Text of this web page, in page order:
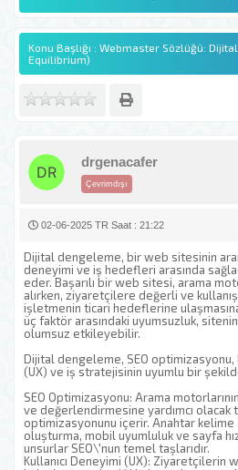
Konu Başlığı : Webmaster Sözlüğü:
Equilibrium)
Çevrimdışı
drgenacafer
02-06-2025 TR Saat : 21:22
Dijital dengeleme, bir web sitesinin
deneyimi ve iş hedefleri arasında
eder. Başarılı bir web sitesi, arama
alırken, ziyaretçilere değerli ve
işletmenin ticari hedeflerine ulaşmasına
üç faktör arasındaki uyumsuzluk,
olumsuz etkileyebilir.
Dijital dengeleme, SEO optimizasyonu,
(UX) ve iş stratejisinin uyumlu bir
SEO Optimizasyonu: Arama
ve değerlendirmesine yardımcı olacak
optimizasyonunu içerir. Anahtar kelime
oluşturma, mobil uyumluluk ve sayfa
unsurlar SEO\'nun temel taşlarıdır.
Kullanıcı Deneyimi (UX):